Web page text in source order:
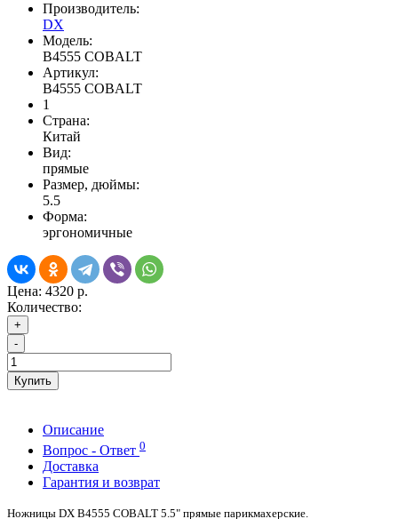
Производитель:
DX
Модель:
B4555 COBALT
Артикул:
B4555 COBALT
1
Страна:
Китай
Вид:
прямые
Размер, дюймы:
5.5
Форма:
эргономичные
Цена: 4320 р.
Количество:
+
-
Купить
Описание
Вопрос - Ответ 0
Доставка
Гарантия и возврат
Ножницы DX B4555 COBALT 5.5" прямые парикмахерские.